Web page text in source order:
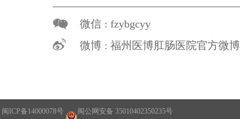
微信 : fzybgcyy
微博 : 福州医博肛肠医院官方微博
闽ICP备14000078号 闽公网安备 35010402350235号